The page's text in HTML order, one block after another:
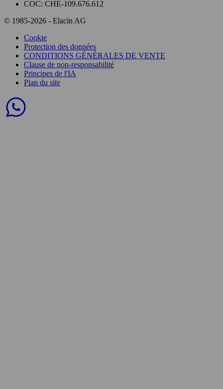
COC: CHE-109.676.612
© 1985-2026 - Elacin AG
Cookie
Protection des données
CONDITIONS GÉNÉRALES DE VENTE
Clause de non-responsabilité
Principes de l'IA
Plan du site